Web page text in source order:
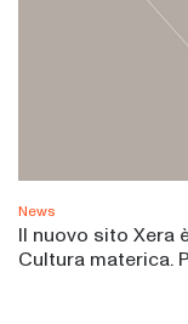
News
Il nuovo sito Xera
Cultura materica.